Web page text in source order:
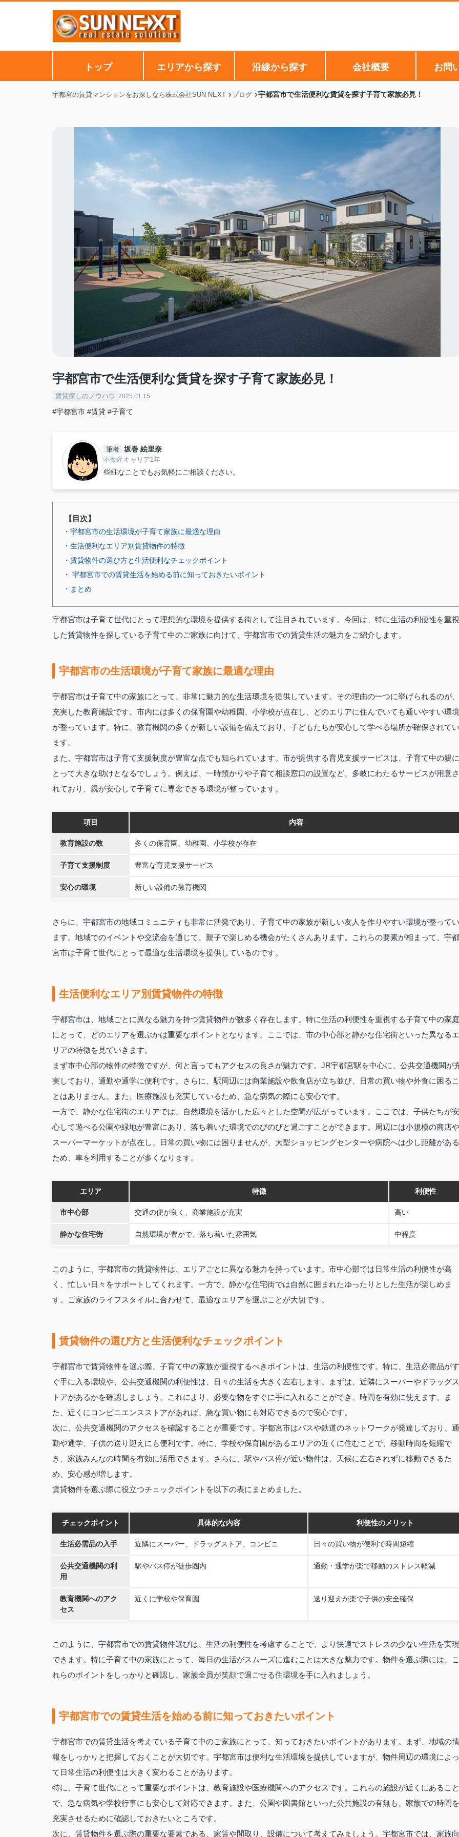
トップ エリアから探す 沿線から探す 会社概要 お問
宇都宮の賃貸マンションをお探しなら株式会社SUN NEXT ブログ 宇都宮市で生活便利な賃貸を探す子育て家族必見！
宇都宮市で生活便利な賃貸を探す子育て家族必見！
賃貸探しのノウハウ 2025.01.15
#宇都宮市 #賃貸 #子育て
筆者 坂巻 絵里奈
不動産キャリア1年
些細なことでもお気軽にご相談ください。
【目次】
・宇都宮市の生活環境が子育て家族に最適な理由
・生活便利なエリア別賃貸物件の特徴
・賃貸物件の選び方と生活便利なチェックポイント
・ 宇都宮市での賃貸生活を始める前に知っておきたいポイント
・まとめ
宇都宮市は子育て世代にとって理想的な環境を提供する街として注目されています。今回は、特に生活の利便性を重視
した賃貸物件を探している子育て中のご家族に向けて、宇都宮市での賃貸生活の魅力をご紹介します。
宇都宮市の生活環境が子育て家族に最適な理由
宇都宮市は子育て中の家族にとって、非常に魅力的な生活環境を提供しています。その理由の一つに挙げられるのが、
充実した教育施設です。市内には多くの保育園や幼稚園、小学校が点在し、どのエリアに住んでいても通いやすい環境
が整っています。特に、教育機関の多くが新しい設備を備えており、子どもたちが安心して学べる場所が確保されてい
ます。
また、宇都宮市は子育て支援制度が豊富な点でも知られています。市が提供する育児支援サービスは、子育て中の親に
とって大きな助けとなるでしょう。例えば、一時預かりや子育て相談窓口の設置など、多岐にわたるサービスが用意さ
れており、親が安心して子育てに専念できる環境が整っています。
項目 内容
教育施設の数 多くの保育園、幼稚園、小学校が存在
子育て支援制度 豊富な育児支援サービス
安心の環境 新しい設備の教育機関
さらに、宇都宮市の地域コミュニティも非常に活発であり、子育て中の家族が新しい友人を作りやすい環境が整ってい
ます。地域でのイベントや交流会を通じて、親子で楽しめる機会がたくさんあります。これらの要素が相まって、宇都
宮市は子育て世代にとって最適な生活環境を提供しているのです。
生活便利なエリア別賃貸物件の特徴
宇都宮市は、地域ごとに異なる魅力を持つ賃貸物件が数多く存在します。特に生活の利便性を重視する子育て中の家庭
にとって、どのエリアを選ぶかは重要なポイントとなります。ここでは、市の中心部と静かな住宅街といった異なるエ
リアの特徴を見ていきます。
まず市中心部の物件の特徴ですが、何と言ってもアクセスの良さが魅力です。JR宇都宮駅を中心に、公共交通機関が
実しており、通勤や通学に便利です。さらに、駅周辺には商業施設や飲食店が立ち並び、日常の買い物や外食に困るこ
とはありません。また、医療施設も充実しているため、急な病気の際にも安心です。
一方で、静かな住宅街のエリアでは、自然環境を活かした広々とした空間が広がっています。ここでは、子供たちが安
心して遊べる公園や緑地が豊富にあり、落ち着いた環境でのびのびと過ごすことができます。周辺には小規模の商店や
スーパーマーケットが点在し、日常の買い物には困りませんが、大型ショッピングセンターや病院へは少し距離がある
ため、車を利用することが多くなります。
エリア 特徴 利便性
市中心部 交通の便が良く、商業施設が充実 高い
静かな住宅街 自然環境が豊かで、落ち着いた雰囲気 中程度
このように、宇都宮市の賃貸物件は、エリアごとに異なる魅力を持っています。市中心部では日常生活の利便性が高
く、忙しい日々をサポートしてくれます。一方で、静かな住宅街では自然に囲まれたゆったりとした生活が楽しめま
す。ご家族のライフスタイルに合わせて、最適なエリアを選ぶことが大切です。
賃貸物件の選び方と生活便利なチェックポイント
宇都宮市で賃貸物件を選ぶ際、子育て中の家族が重視するべきポイントは、生活の利便性です。特に、生活必需品がす
ぐ手に入る環境や、公共交通機関の利便性は、日々の生活を大きく左右します。まずは、近隣にスーパーやドラッグス
トアがあるかを確認しましょう。これにより、必要な物をすぐに手に入れることができ、時間を有効に使えます。ま
た、近くにコンビニエンスストアがあれば、急な買い物にも対応できるので安心です。
次に、公共交通機関のアクセスを確認することが重要です。宇都宮市はバスや鉄道のネットワークが発達しており、通
勤や通学、子供の送り迎えにも便利です。特に、学校や保育園があるエリアの近くに住むことで、移動時間を短縮で
き、家族みんなの時間を有効に活用できます。さらに、駅やバス停が近い物件は、天候に左右されずに移動できるた
め、安心感が増します。
賃貸物件を選ぶ際に役立つチェックポイントを以下の表にまとめました。
チェックポイント 具体的な内容 利便性のメリット
生活必需品の入手 近隣にスーパー、ドラッグストア、コンビニ 日々の買い物が便利で時間短縮
公共交通機関の利
用
駅やバス停が徒歩圏内 通勤・通学が楽で移動のストレス軽減
教育機関へのアク
セス
近くに学校や保育園 送り迎えが楽で子供の安全確保
このように、宇都宮市での賃貸物件選びは、生活の利便性を考慮することで、より快適でストレスの少ない生活を実現
できます。特に子育て中の家族にとって、毎日の生活がスムーズに進むことは大きな魅力です。物件を選ぶ際には、こ
れらのポイントをしっかりと確認し、家族全員が笑顔で過ごせる住環境を手に入れましょう。
宇都宮市での賃貸生活を始める前に知っておきたいポイント
宇都宮市での賃貸生活を考えている子育て中のご家族にとって、知っておきたいポイントがあります。まず、地域の情
報をしっかりと把握しておくことが大切です。宇都宮市は便利な生活環境を提供していますが、物件周辺の環境によっ
て日常生活の利便性は大きく変わることがあります。
特に、子育て世代にとって重要なポイントは、教育施設や医療機関へのアクセスです。これらの施設が近くにあること
で、急な病気や学校行事にも安心して対応できます。また、公園や図書館といった公共施設の有無も、家族での時間を
充実させるために確認しておきたいところです。
次に、賃貸物件を選ぶ際の重要な要素である、家賃や間取り、設備について考えてみましょう。宇都宮市では、家族向